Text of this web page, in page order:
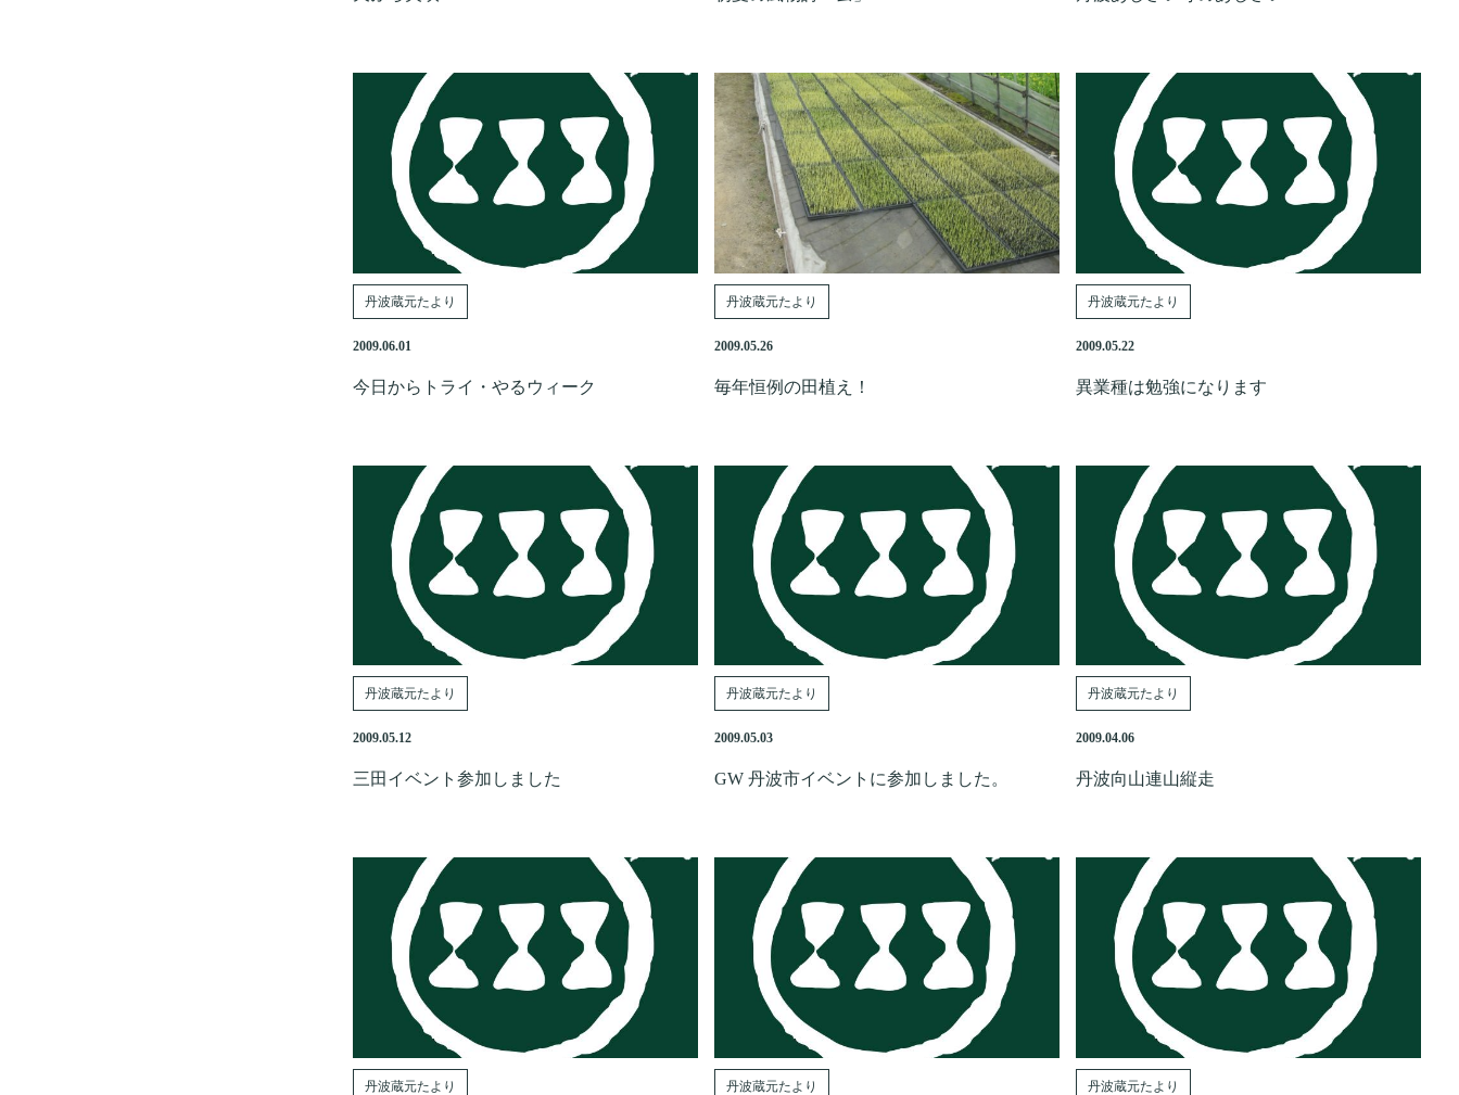
丹波蔵元たより
2009.06.01
今日からトライ・やるウィーク
丹波蔵元たより
2009.05.26
毎年恒例の田植え！
丹波蔵元たより
2009.05.22
異業種は勉強になります
丹波蔵元たより
2009.05.12
三田イベント参加しました
丹波蔵元たより
2009.05.03
GW 丹波市イベントに参加しました。
丹波蔵元たより
2009.04.06
丹波向山連山縦走
丹波蔵元たより 丹波蔵元たより 丹波蔵元たより